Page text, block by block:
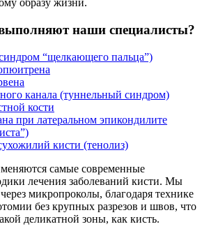
образу жизни.
наши специалисты?
“щелкающего пальца”)
канала (туннельный синдром)
кости
при латеральном эпикондилите
кисти (тенолиз)
самые современные
лечения заболеваний кисти. Мы
микропроколы, благодаря технике
без крупных разрезов и швов, что
деликатной зоны, как кисть.